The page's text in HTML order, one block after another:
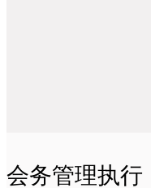
会务管理执行